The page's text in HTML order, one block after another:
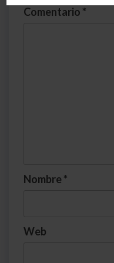
Comentario *
Nombre *
Web